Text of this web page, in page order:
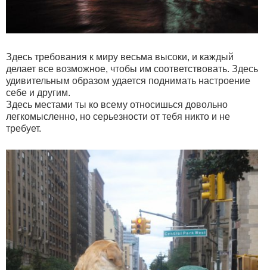
Здесь требования к миру весьма высоки, и каждый
делает все возможное, чтобы им соответствовать. Здесь
удивительным образом удается поднимать настроение
себе и другим.
Здесь местами ты ко всему относишься довольно
легкомысленно, но серьезности от тебя никто и не
требует.